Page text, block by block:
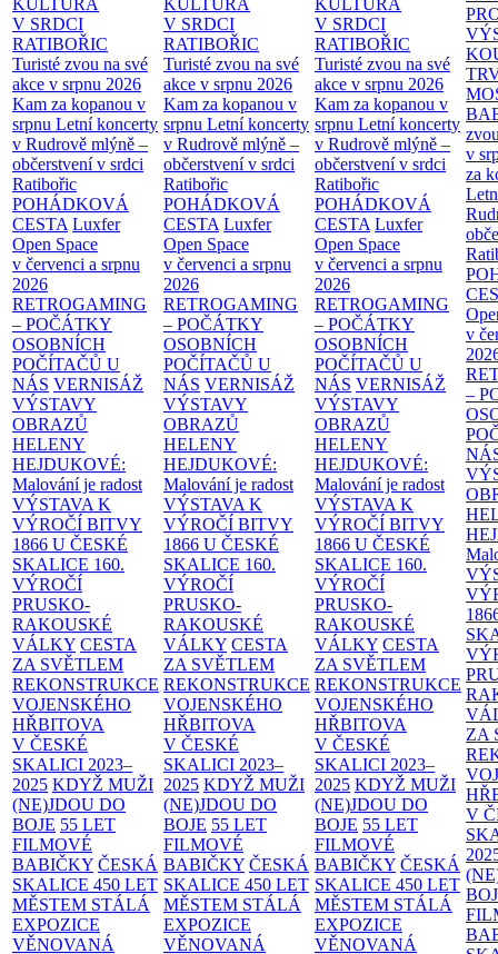
KULTURA
V SRDCI
RATIBOŘIC
Turisté zvou na své
akce v srpnu 2026
Kam za kopanou v
srpnu Letní koncerty
v Rudrově mlýně –
občerstvení v srdci
Ratibořic
POHÁDKOVÁ
CESTA Luxfer
Open Space
v červenci a srpnu
2026
RETROGAMING
– POČÁTKY
OSOBNÍCH
POČÍTAČŮ U
NÁS VERNISÁŽ
VÝSTAVY
OBRAZŮ
HELENY
HEJDUKOVÉ:
Malování je radost
VÝSTAVA K
VÝROČÍ BITVY
1866 U ČESKÉ
SKALICE 160.
VÝROČÍ
PRUSKO-
RAKOUSKÉ
VÁLKY CESTA
ZA SVĚTLEM
REKONSTRUKCE
VOJENSKÉHO
HŘBITOVA
V ČESKÉ
SKALICI 2023–
2025 KDYŽ MUŽI
(NE)JDOU DO
BOJE 55 LET
FILMOVÉ
BABIČKY ČESKÁ
SKALICE 450 LET
MĚSTEM STÁLÁ
EXPOZICE
VĚNOVANÁ
KULTURA
V SRDCI
RATIBOŘIC
Turisté zvou na své
akce v srpnu 2026
Kam za kopanou v
srpnu Letní koncerty
v Rudrově mlýně –
občerstvení v srdci
Ratibořic
POHÁDKOVÁ
CESTA Luxfer
Open Space
v červenci a srpnu
2026
RETROGAMING
– POČÁTKY
OSOBNÍCH
POČÍTAČŮ U
NÁS VERNISÁŽ
VÝSTAVY
OBRAZŮ
HELENY
HEJDUKOVÉ:
Malování je radost
VÝSTAVA K
VÝROČÍ BITVY
1866 U ČESKÉ
SKALICE 160.
VÝROČÍ
PRUSKO-
RAKOUSKÉ
VÁLKY CESTA
ZA SVĚTLEM
REKONSTRUKCE
VOJENSKÉHO
HŘBITOVA
V ČESKÉ
SKALICI 2023–
2025 KDYŽ MUŽI
(NE)JDOU DO
BOJE 55 LET
FILMOVÉ
BABIČKY ČESKÁ
SKALICE 450 LET
MĚSTEM STÁLÁ
EXPOZICE
VĚNOVANÁ
KULTURA
V SRDCI
RATIBOŘIC
Turisté zvou na své
akce v srpnu 2026
Kam za kopanou v
srpnu Letní koncerty
v Rudrově mlýně –
občerstvení v srdci
Ratibořic
POHÁDKOVÁ
CESTA Luxfer
Open Space
v červenci a srpnu
2026
RETROGAMING
– POČÁTKY
OSOBNÍCH
POČÍTAČŮ U
NÁS VERNISÁŽ
VÝSTAVY
OBRAZŮ
HELENY
HEJDUKOVÉ:
Malování je radost
VÝSTAVA K
VÝROČÍ BITVY
1866 U ČESKÉ
SKALICE 160.
VÝROČÍ
PRUSKO-
RAKOUSKÉ
VÁLKY CESTA
ZA SVĚTLEM
REKONSTRUKCE
VOJENSKÉHO
HŘBITOVA
V ČESKÉ
SKALICI 2023–
2025 KDYŽ MUŽI
(NE)JDOU DO
BOJE 55 LET
FILMOVÉ
BABIČKY ČESKÁ
SKALICE 450 LET
MĚSTEM STÁLÁ
EXPOZICE
VĚNOVANÁ
v
za
v
–
ZA
V